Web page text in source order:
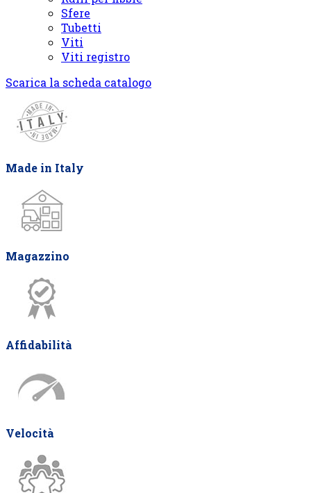
Sfere
Tubetti
Viti
Viti registro
Scarica la scheda catalogo
Made in Italy
Magazzino
Affidabilità
Velocità